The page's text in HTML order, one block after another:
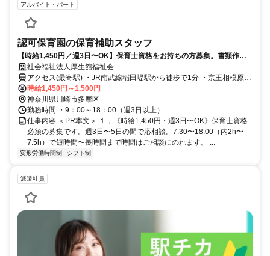
アルバイト・パート
認可保育園の保育補助スタッフ
【時給1,450円／週3日〜OK】保育士資格をお持ちの方募集。書類作成
かなり少なめ、駅近徒歩1分の認可保育園での保育補助。
社会福祉法人厚生館福祉会
アクセス(最寄駅) ・JR南武線稲田堤駅から徒歩で1分 ・京王相模原線
京王稲田堤駅から徒歩で5分 ・京王相模原線京王多摩川駅から車で11
分
時給1,450円～1,500円
神奈川県川崎市多摩区
勤務時間 ・9：00～18：00（週3日以上）
仕事内容 ＜PR本文＞ １，《時給1,450円・週3日〜OK》保育士資格
必須の募集です。週3日〜5日の間で応相談。7:30〜18:00（内2h〜
7.5h）で短時間〜長時間まで時間はご相談にのれます。 ...
変形労働時間制 シフト制
派遣社員